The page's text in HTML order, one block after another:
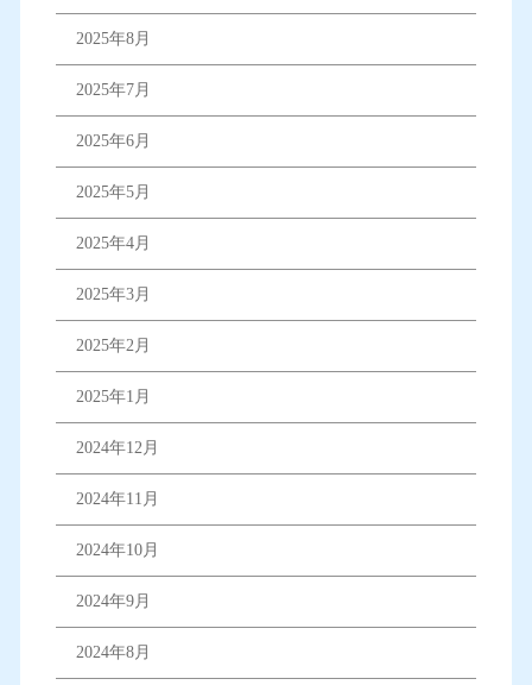
2025年8月
2025年7月
2025年6月
2025年5月
2025年4月
2025年3月
2025年2月
2025年1月
2024年12月
2024年11月
2024年10月
2024年9月
2024年8月